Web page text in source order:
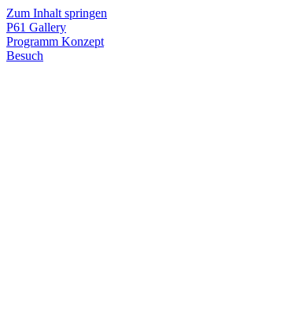
Zum Inhalt springen
P61 Gallery
Programm Konzept
Besuch